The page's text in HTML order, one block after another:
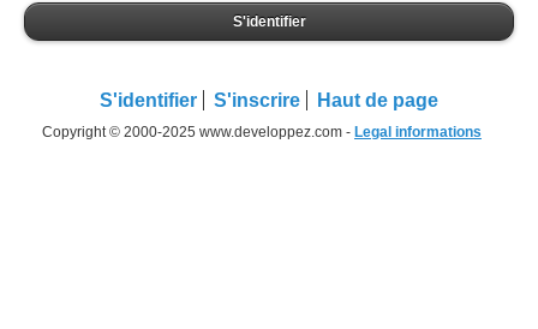
S'identifier
S'identifier S'inscrire Haut de page
Copyright © 2000-2025 www.developpez.com - Legal informations